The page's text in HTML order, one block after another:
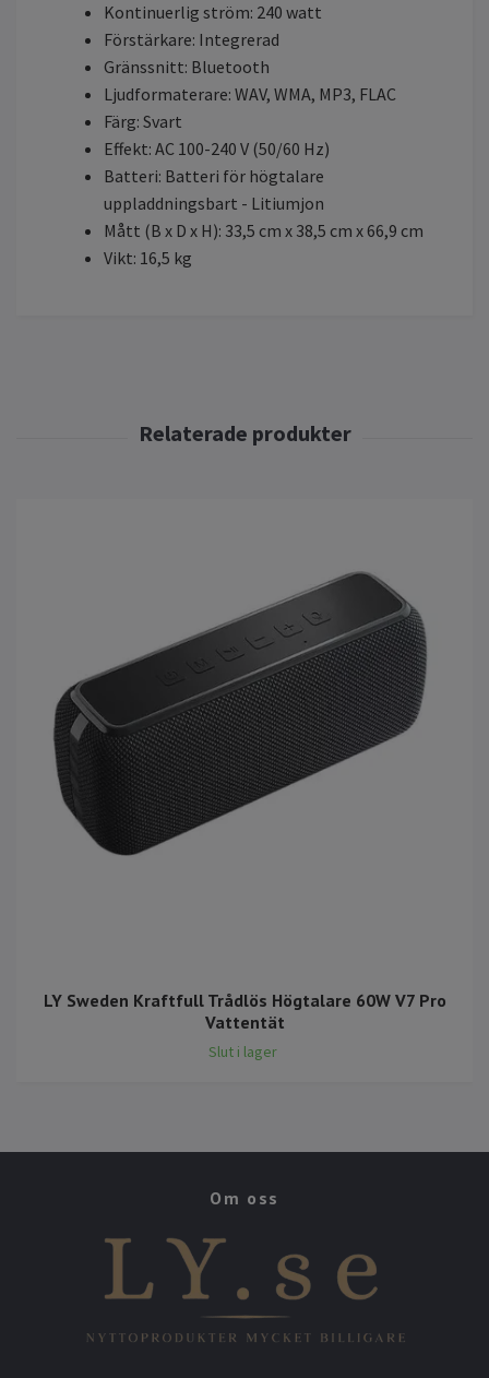
Kontinuerlig ström: 240 watt
Förstärkare: Integrerad
Gränssnitt: Bluetooth
Ljudformaterare: WAV, WMA, MP3, FLAC
Färg: Svart
Effekt: AC 100-240 V (50/60 Hz)
Batteri: Batteri för högtalare
uppladdningsbart - Litiumjon
Mått (B x D x H): 33,5 cm x 38,5 cm x 66,9 cm
Vikt: 16,5 kg
LY Sweden Kraftfull Trådlös Högtalare 60W V7 Pro
Vattentät
Slut i lager
Om oss